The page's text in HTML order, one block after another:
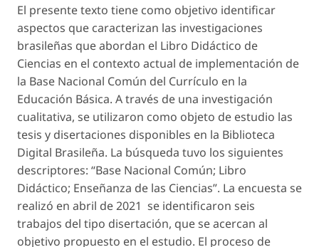
El presente texto tiene como objetivo identificar
aspectos que caracterizan las investigaciones
brasileñas que abordan el Libro Didáctico de
Ciencias en el contexto actual de implementación de
la Base Nacional Común del Currículo en la
Educación Básica. A través de una investigación
cualitativa, se utilizaron como objeto de estudio las
tesis y disertaciones disponibles en la Biblioteca
Digital Brasileña. La búsqueda tuvo los siguientes
descriptores: “Base Nacional Común; Libro
Didáctico; Enseñanza de las Ciencias”. La encuesta se
realizó en abril de 2021 se identificaron seis
trabajos del tipo disertación, que se acercan al
objetivo propuesto en el estudio. El proceso de